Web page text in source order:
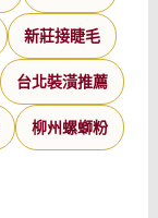
新莊接睫毛
台北裝潢推薦
柳州螺螄粉